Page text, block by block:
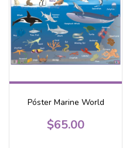
Póster Marine World
$65.00